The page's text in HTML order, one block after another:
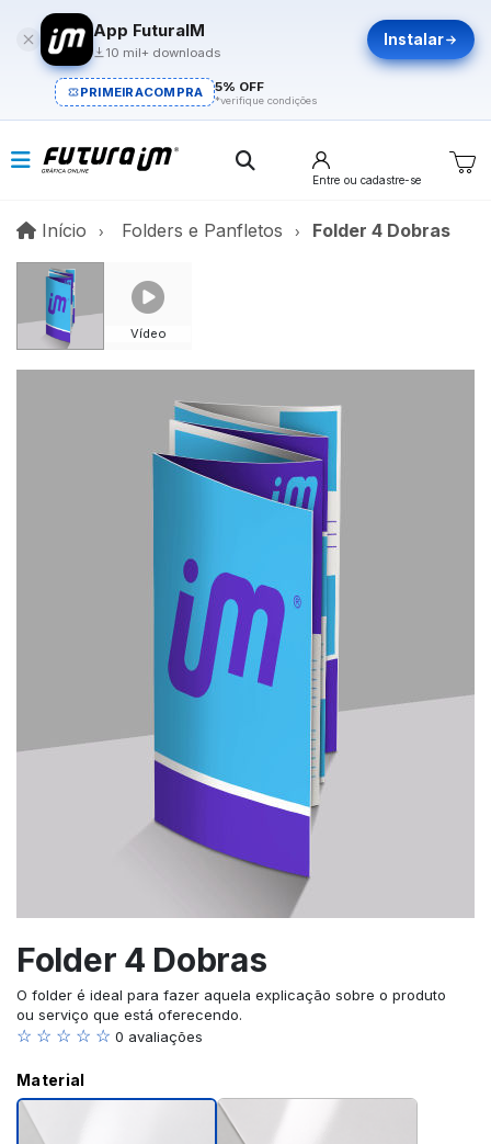
App FuturaIM
10 mil+ downloads
Instalar
PRIMEIRACOMPRA 5% OFF
*verifique condições
Entre ou cadastre-se
Início InícioFolders e Panfletos Folder 4 Dobras
Vídeo
Folder 4 Dobras
O folder é ideal para fazer aquela explicação sobre o produto
ou serviço que está oferecendo.
☆ ☆ ☆ ☆ ☆ 0 avaliações
Material